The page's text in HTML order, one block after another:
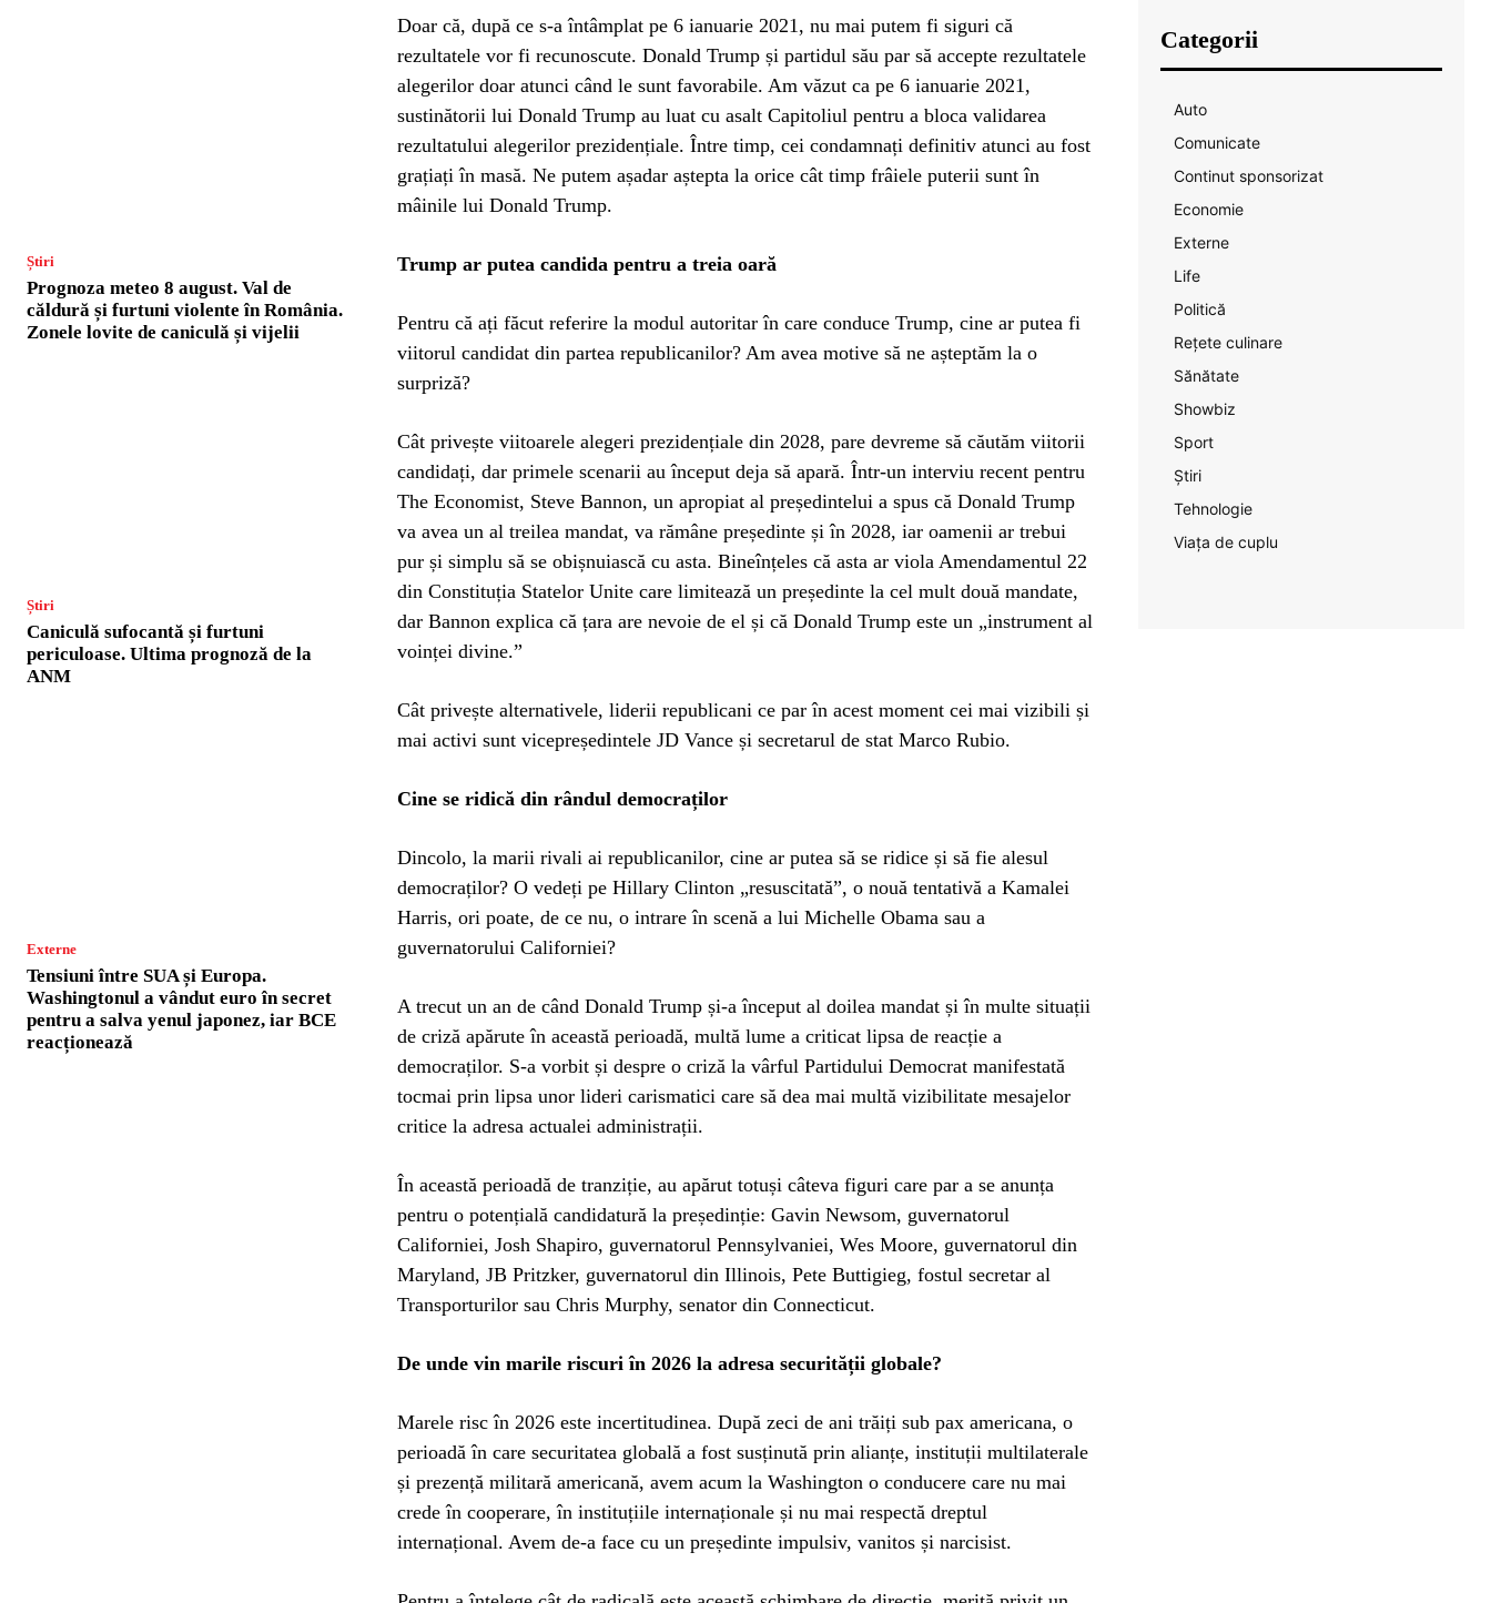
Știri
Prognoza meteo 8 august. Val de
căldură și furtuni violente în România.
Zonele lovite de caniculă și vijelii
Știri
Caniculă sufocantă și furtuni
periculoase. Ultima prognoză de la
ANM
Externe
Tensiuni între SUA și Europa.
Washingtonul a vândut euro în secret
pentru a salva yenul japonez, iar BCE
reacționează
Doar că, după ce s-a întâmplat pe 6 ianuarie 2021, nu mai putem fi siguri că
rezultatele vor fi recunoscute. Donald Trump și partidul său par să accepte rezultatele
alegerilor doar atunci când le sunt favorabile. Am văzut ca pe 6 ianuarie 2021,
sustinătorii lui Donald Trump au luat cu asalt Capitoliul pentru a bloca validarea
rezultatului alegerilor prezidențiale. Între timp, cei condamnați definitiv atunci au fost
grațiați în masă. Ne putem așadar aștepta la orice cât timp frâiele puterii sunt în
mâinile lui Donald Trump.
Trump ar putea candida pentru a treia oară
Pentru că ați făcut referire la modul autoritar în care conduce Trump, cine ar putea fi
viitorul candidat din partea republicanilor? Am avea motive să ne așteptăm la o
surpriză?
Cât privește viitoarele alegeri prezidențiale din 2028, pare devreme să căutăm viitorii
candidați, dar primele scenarii au început deja să apară. Într-un interviu recent pentru
The Economist, Steve Bannon, un apropiat al președintelui a spus că Donald Trump
va avea un al treilea mandat, va rămâne președinte și în 2028, iar oamenii ar trebui
pur și simplu să se obișnuiască cu asta. Bineînțeles că asta ar viola Amendamentul 22
din Constituția Statelor Unite care limitează un președinte la cel mult două mandate,
dar Bannon explica că țara are nevoie de el și că Donald Trump este un „instrument al
voinței divine.”
Cât privește alternativele, liderii republicani ce par în acest moment cei mai vizibili și
mai activi sunt vicepreședintele JD Vance și secretarul de stat Marco Rubio.
Cine se ridică din rândul democraților
Dincolo, la marii rivali ai republicanilor, cine ar putea să se ridice și să fie alesul
democraților? O vedeți pe Hillary Clinton „resuscitată”, o nouă tentativă a Kamalei
Harris, ori poate, de ce nu, o intrare în scenă a lui Michelle Obama sau a
guvernatorului Californiei?
A trecut un an de când Donald Trump și-a început al doilea mandat și în multe situații
de criză apărute în această perioadă, multă lume a criticat lipsa de reacție a
democraților. S-a vorbit și despre o criză la vârful Partidului Democrat manifestată
tocmai prin lipsa unor lideri carismatici care să dea mai multă vizibilitate mesajelor
critice la adresa actualei administrații.
În această perioadă de tranziție, au apărut totuși câteva figuri care par a se anunța
pentru o potențială candidatură la președinție: Gavin Newsom, guvernatorul
Californiei, Josh Shapiro, guvernatorul Pennsylvaniei, Wes Moore, guvernatorul din
Maryland, JB Pritzker, guvernatorul din Illinois, Pete Buttigieg, fostul secretar al
Transporturilor sau Chris Murphy, senator din Connecticut.
De unde vin marile riscuri în 2026 la adresa securității globale?
Marele risc în 2026 este incertitudinea. După zeci de ani trăiți sub pax americana, o
perioadă în care securitatea globală a fost susținută prin alianțe, instituții multilaterale
și prezență militară americană, avem acum la Washington o conducere care nu mai
crede în cooperare, în instituțiile internaționale și nu mai respectă dreptul
internațional. Avem de-a face cu un președinte impulsiv, vanitos și narcisist.
Categorii
Auto
Comunicate
Continut sponsorizat
Economie
Externe
Life
Politică
Rețete culinare
Sănătate
Showbiz
Sport
Știri
Tehnologie
Viața de cuplu